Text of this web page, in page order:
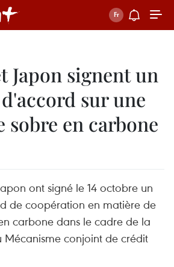
Japon signent un
sur une
sobre en carbone
ont signé le 14 octobre un
de coopération en matière de
carbone dans le cadre de la
conjoint de crédit